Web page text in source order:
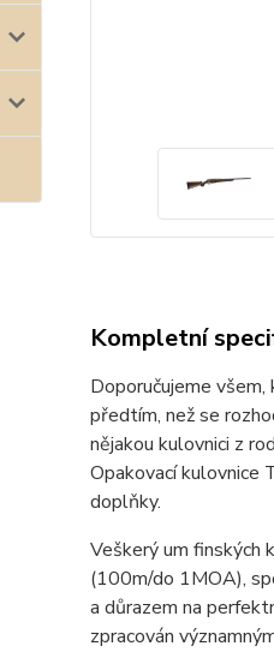
Kompletní
Doporučujeme
předtím, než se
nějakou kulovnici z
Opakovací kulovnice
doplňky.
Veškerý um finských
(100m/do 1MOA),
a důrazem na
zpracován